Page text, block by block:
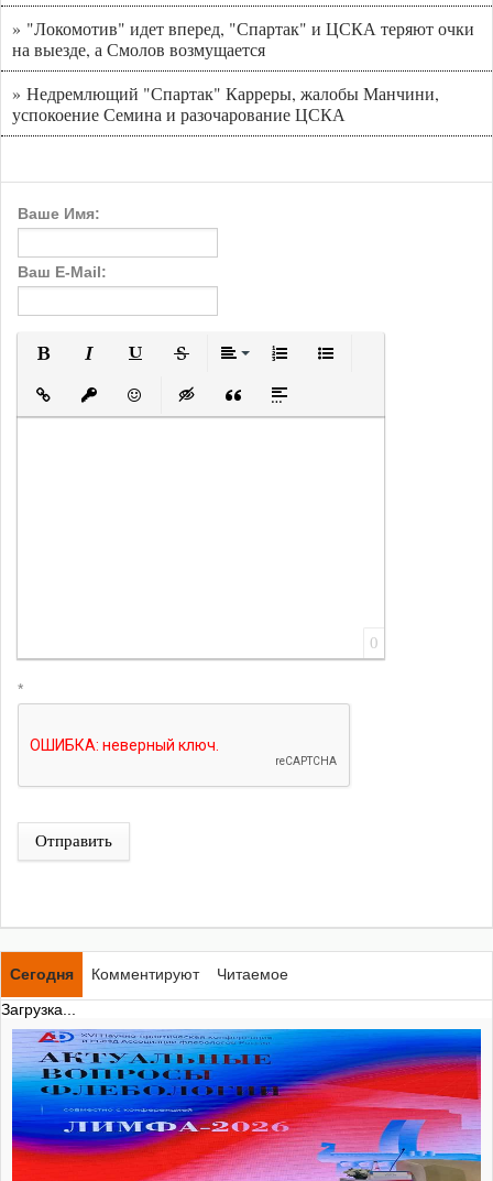
» "Локомотив" идет вперед, "Спартак" и ЦСКА теряют очки
на выезде, а Смолов возмущается
» Недремлющий "Спартак" Карреры, жалобы Манчини,
успокоение Семина и разочарование ЦСКА
Ваше Имя:
Ваш E-Mail:
Вставить ссылку
Вставить защищенную ссылку
Вставить смайлик
Вставка скрытого текста
Вставка цитаты
Вставка спойлера
0
*
Отправить
Сегодня Комментируют
Читаемое
Загрузка...